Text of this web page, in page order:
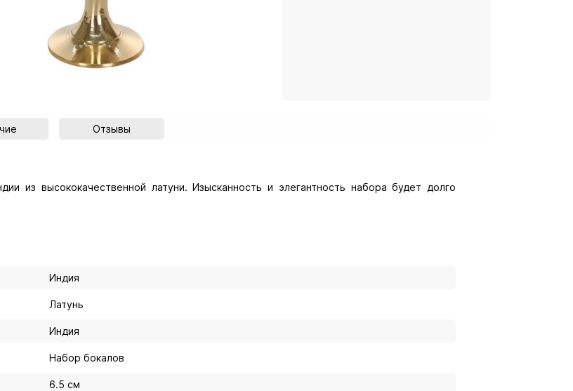
Отзывы
из высококачественной латуни. Изысканность и элегантность набора будет долго
Индия
Латунь
Индия
Набор бокалов
6.5 см